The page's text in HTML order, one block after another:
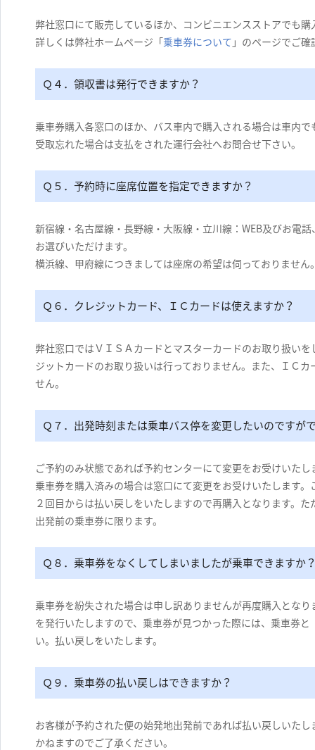
弊社窓口にて販売しているほか、コンビニエンスストアでも購
詳しくは弊社ホームページ「乗車券について 」のページでご
Ｑ４．領収書は発行できますか？
乗車券購入各窓口のほか、バス車内で購入される場合は車内で
受取忘れた場合は支払をされた運行会社へお問合せ下さい。
Ｑ５．予約時に座席位置を指定できますか？
新宿線・名古屋線・長野線・大阪線・立川線：WEB及びお電
お選びいただけます。
横浜線、甲府線につきましては座席の希望は伺っておりません
Ｑ６．クレジットカード、ＩＣカードは使えますか？
弊社窓口ではＶＩＳＡカードとマスターカードのお取り扱い
ジットカードのお取り扱いは行っておりません。また、ＩＣ
せん。
Ｑ７．出発時刻または乗車バス停を変更したいのですが
ご予約のみ状態であれば予約センターにて変更をお受けいたし
乗車券を購入済みの場合は窓口にて変更をお受けいたします
２回目からは払い戻しをいたしますので再購入となります。
出発前の乗車券に限ります。
Ｑ８．乗車券をなくしてしまいましたが乗車できますか
乗車券を紛失された場合は申し訳ありませんが再度購入とな
を発行いたしますので、乗車券が見つかった際には、乗車券
い。払い戻しをいたします。
Ｑ９．乗車券の払い戻しはできますか？
お客様が予約された便の始発地出発前であれば払い戻しいた
かねますのでご了承ください。